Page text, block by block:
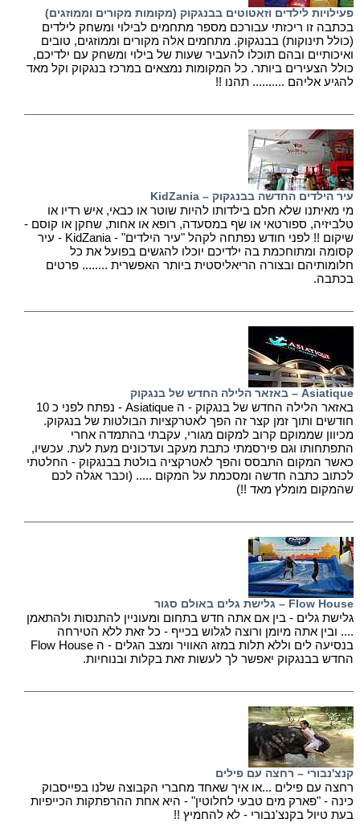
פעילויות לילדים וזאטוטים בבנגקוק (מקומות מקורים וממוזגים)
בכתבה זו ריכזתי עבורכם מספר מתחמים לבילוי ומשחק לילדים
(כולל תינוקות) בבנגקוק. מתחמים אלה מקורים וממוזגים, טובים
ואיכותיים ובהם תוכלו להעביר שעות של בילוי ומשחק עם ילדיכם,
כולל הצעירים ביותר. כל המקומות נמצאים במרכז בנגקוק וקל מאד
להגיע אליהם .......... תהנו !!
עיר הילדים החדשה בבנגקוק – KidZania
מי מאיתנו שלא חלם בילדותו להיות שוטר או כבאי, איש רדיו או
טלביזיה, ספורטאי או שף במסעדה, רופא או אחות, שחקן או קוסם -
שיקום !! לפני חודש נפתחה לקהל "עיר הילדים" - KidZania - עיר
קסומה ומתוחכמת בה ילדיכם יוכלו להגשים בפועל את כל
חלומותיהם ובצורה הריאליסטית ביותר האפשרית ........ פרטים
בכתבה.
Asiatique – באזאר הלילה החדש של בנגקוק
באזאר הלילה החדש של בנגקוק - ה Asiatique - נפתח לפני כ 10
חודשים ותוך זמן קצר זה הפך לאטרקציות הבולטות של בנגקוק.
מכיוון שממוקם קרוב למקום מגורי, עקבתי בהתמדה אחרי
התפתחותו וגם פירסמתי כתבת מעקב ועדכונים מעת לעת. עכשיו,
כאשר המקום התבסס והפך לאטרקציה בולטת בבנגקוק - החלטתי
לכתוב כתבה חדשה ומסכמת על המקום ..... (וכבר אגלה לכם
שהמקום מומלץ מאד !!)
Flow House – גלישת גלים באולם סגור
גלישת גלים - בין אם אתה חדש בתחום ומעוניין להתנסות ולהתאמן
.... ובין אתה מיומן ורוצה לגלוש בכייף - כל זאת ללא הטירחה
בנסיעה לים וללא תלות במזג האוויר ומצב הגלים - ה Flow House
החדש בבנגקוק יאפשר לך לעשות זאת בקלות ובנוחיות.
קנצ'נבורי – רחצה עם פילים
רחצה עם פילים ...או איך שאחד מחברי הקבוצה שלנו בפייסבוק
כינה - "פארק מים טבעי לחלוטין" - היא אחת ההרפתקות הכייפיות
בעת טיול בקנצ'נבורי - לא להחמיץ !!